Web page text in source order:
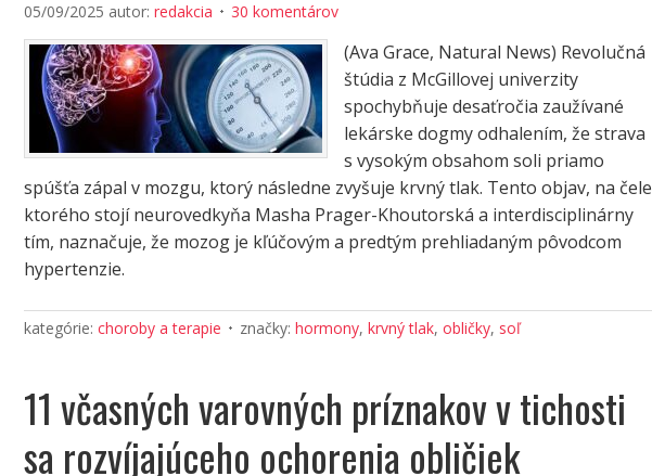
05/09/2025 autor: redakcia 30 komentárov
(Ava Grace, Natural News) Revolučná
štúdia z McGillovej univerzity
spochybňuje desaťročia zaužívané
lekárske dogmy odhalením, že strava
s vysokým obsahom soli priamo
spúšťa zápal v mozgu, ktorý následne zvyšuje krvný tlak. Tento objav, na čele
ktorého stojí neurovedkyňa Masha Prager-Khoutorská a interdisciplinárny
tím, naznačuje, že mozog je kľúčovým a predtým prehliadaným pôvodcom
hypertenzie.
kategórie: choroby a terapie značky: hormony, krvný tlak, obličky, soľ
11 včasných varovných príznakov v tichosti
sa rozvíjajúceho ochorenia obličiek